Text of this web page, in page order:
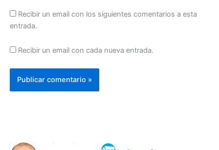
Recibir un email con los siguientes comentarios a esta
entrada.
Recibir un email con cada nueva entrada.